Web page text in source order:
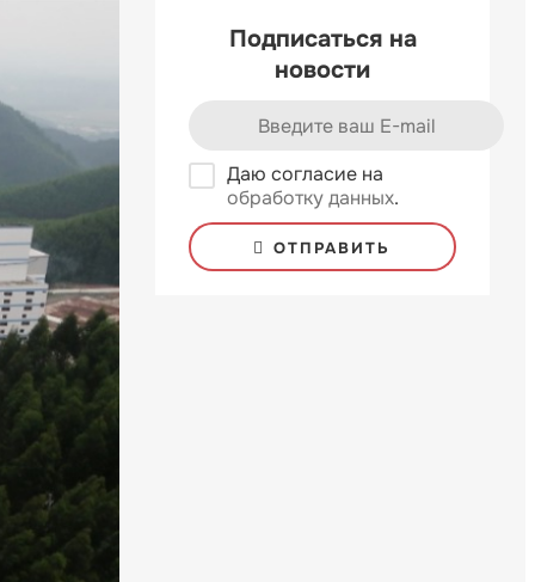
Подписаться на
новости
Даю согласие на
обработку данных.
ОТПРАВИТЬ